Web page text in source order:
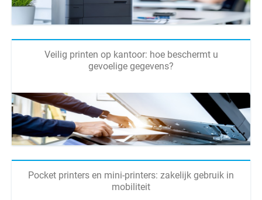
Veilig printen op kantoor: hoe beschermt u
gevoelige gegevens?
Pocket printers en mini-printers: zakelijk gebruik in
mobiliteit